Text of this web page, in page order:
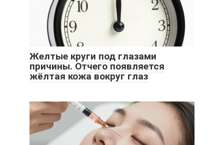
Желтые круги под глазами
причины. Отчего появляется
жёлтая кожа вокруг глаз